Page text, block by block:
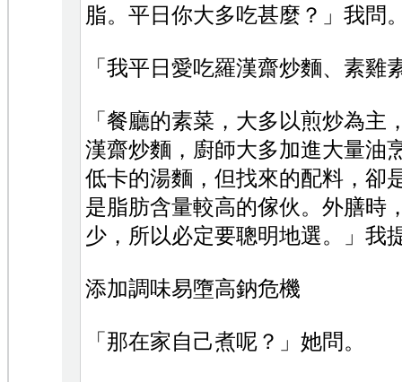
脂。平日你大多吃甚麼？」我問
「我平日愛吃羅漢齋炒麵、素雞
「餐廳的素菜，大多以煎炒為主
漢齋炒麵，廚師大多加進大量油
低卡的湯麵，但找來的配料，卻
是脂肪含量較高的傢伙。外膳時
少，所以必定要聰明地選。」我
添加調味易墮高鈉危機
「那在家自己煮呢？」她問。